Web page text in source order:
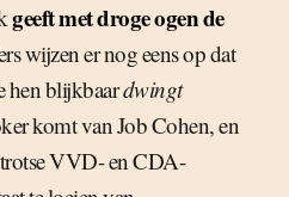
geeft met droge ogen de
wijzen er nog eens op dat
hen blijkbaardwingt
komt van Job Cohen, en
VVD- en CDA-